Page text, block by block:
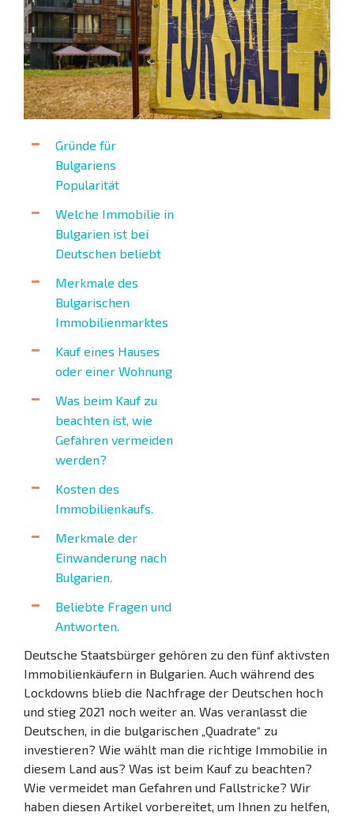
Gründe für
Bulgariens
Popularität
Welche Immobilie in
Bulgarien ist bei
Deutschen beliebt
Merkmale des
Bulgarischen
Immobilienmarktes
Kauf eines Hauses
oder einer Wohnung
Was beim Kauf zu
beachten ist, wie
Gefahren vermeiden
werden?
Kosten des
Immobilienkaufs.
Merkmale der
Einwanderung nach
Bulgarien.
Beliebte Fragen und
Antworten.
Deutsche Staatsbürger gehören zu den fünf aktivsten
Immobilienkäufern in Bulgarien. Auch während des
Lockdowns blieb die Nachfrage der Deutschen hoch
und stieg 2021 noch weiter an. Was veranlasst die
Deutschen, in die bulgarischen „Quadrate“ zu
investieren? Wie wählt man die richtige Immobilie in
diesem Land aus? Was ist beim Kauf zu beachten?
Wie vermeidet man Gefahren und Fallstricke? Wir
haben diesen Artikel vorbereitet, um Ihnen zu helfen,